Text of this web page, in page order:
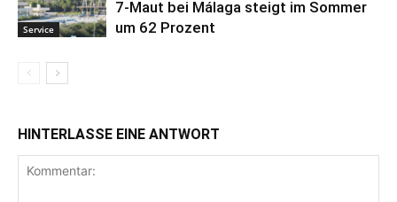
Service
7-Maut bei Málaga steigt im Sommer
um 62 Prozent
HINTERLASSE EINE ANTWORT